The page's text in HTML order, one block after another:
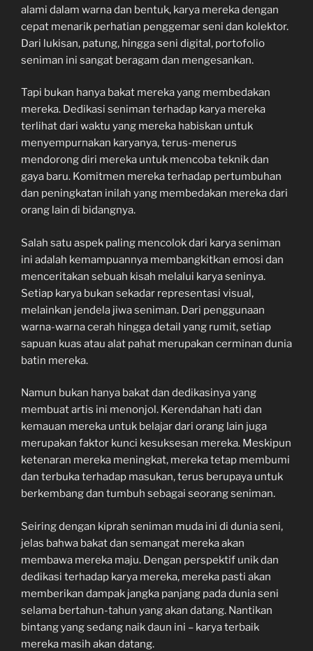
alami dalam warna dan bentuk, karya mereka dengan
cepat menarik perhatian penggemar seni dan kolektor.
Dari lukisan, patung, hingga seni digital, portofolio
seniman ini sangat beragam dan mengesankan.
Tapi bukan hanya bakat mereka yang membedakan
mereka. Dedikasi seniman terhadap karya mereka
terlihat dari waktu yang mereka habiskan untuk
menyempurnakan karyanya, terus-menerus
mendorong diri mereka untuk mencoba teknik dan
gaya baru. Komitmen mereka terhadap pertumbuhan
dan peningkatan inilah yang membedakan mereka dari
orang lain di bidangnya.
Salah satu aspek paling mencolok dari karya seniman
ini adalah kemampuannya membangkitkan emosi dan
menceritakan sebuah kisah melalui karya seninya.
Setiap karya bukan sekadar representasi visual,
melainkan jendela jiwa seniman. Dari penggunaan
warna-warna cerah hingga detail yang rumit, setiap
sapuan kuas atau alat pahat merupakan cerminan dunia
batin mereka.
Namun bukan hanya bakat dan dedikasinya yang
membuat artis ini menonjol. Kerendahan hati dan
kemauan mereka untuk belajar dari orang lain juga
merupakan faktor kunci kesuksesan mereka. Meskipun
ketenaran mereka meningkat, mereka tetap membumi
dan terbuka terhadap masukan, terus berupaya untuk
berkembang dan tumbuh sebagai seorang seniman.
Seiring dengan kiprah seniman muda ini di dunia seni,
jelas bahwa bakat dan semangat mereka akan
membawa mereka maju. Dengan perspektif unik dan
dedikasi terhadap karya mereka, mereka pasti akan
memberikan dampak jangka panjang pada dunia seni
selama bertahun-tahun yang akan datang. Nantikan
bintang yang sedang naik daun ini – karya terbaik
mereka masih akan datang.